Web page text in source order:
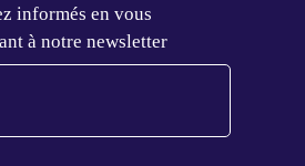
informés en vous
à notre newsletter